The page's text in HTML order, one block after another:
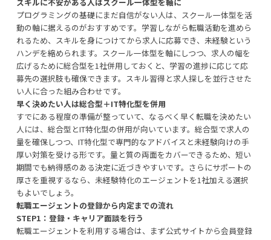
プログラミングの基礎にまだ自信がない人は、スクール一体型を活
動の軸に据えるのがおすすめです。学習しながら転職活動を進めら
れるため、スキルを身につけてから求人に応募でき、未経験という
ハンデを縮められます。スクール一体型を軸にしつつ、求人の幅を
広げるために総合型を1社併用しておくと、学習の進捗に応じて応
募先の選択肢も確保できます。スキル習得と求人探しを並行させた
い人に合った組み合わせです。
早く決めたい人は総合型＋IT特化型を併用
すでにある程度の準備が整っていて、なるべく早く転職を決めたい
人には、総合型とIT特化型の併用が向いています。総合型で求人の
量を確保しつつ、IT特化型で専門的なアドバイスと未経験向けの手
厚い対策を受ける形です。量と質の両面をカバーできるため、短い
期間でも納得感のある決定に近づきやすいです。さらにサポートの
厚さを重視するなら、未経験特化のエージェントを1社加える選択
もよいでしょう。
転職エージェントの登録から内定までの流れ
STEP1：登録・キャリア面談を行う
転職エージェントを利用する場合は、まず公式サイトから会員登録